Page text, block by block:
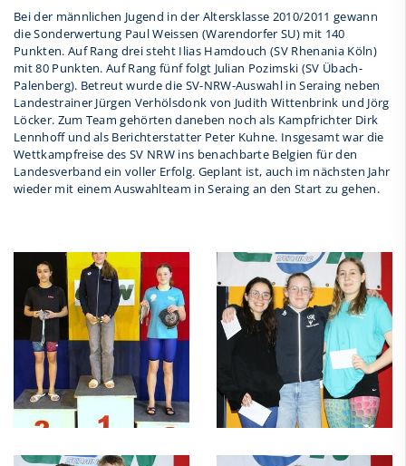
Bei der männlichen Jugend in der Altersklasse 2010/2011 gewann
die Sonderwertung Paul Weissen (Warendorfer SU) mit 140
Punkten. Auf Rang drei steht Ilias Hamdouch (SV Rhenania Köln)
mit 80 Punkten. Auf Rang fünf folgt Julian Pozimski (SV Übach-
Palenberg). Betreut wurde die SV-NRW-Auswahl in Seraing neben
Landestrainer Jürgen Verhölsdonk von Judith Wittenbrink und Jörg
Löcker. Zum Team gehörten daneben noch als Kampfrichter Dirk
Lennhoff und als Berichterstatter Peter Kuhne. Insgesamt war die
Wettkampfreise des SV NRW ins benachbarte Belgien für den
Landesverband ein voller Erfolg. Geplant ist, auch im nächsten Jahr
wieder mit einem Auswahlteam in Seraing an den Start zu gehen.